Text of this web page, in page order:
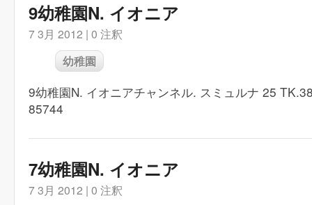
9幼稚園N. イオニア
7 3月 2012 | 0 注釈
幼稚園
9幼稚園N. イオニアチャンネル. スミュルナ 25
85744
7幼稚園N. イオニア
7 3月 2012 | 0 注釈